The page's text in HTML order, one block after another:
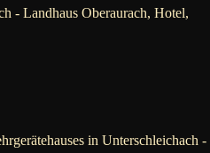
-Landhaus Oberaurach, Hotel,
in Unterschleichach -